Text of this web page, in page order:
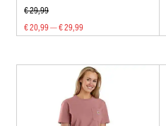
€ 29,99
€ 20,99 — € 29,99